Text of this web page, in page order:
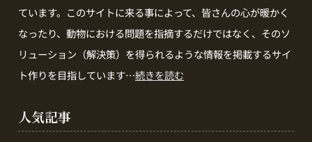
ています。このサイトに来る事によって、皆さんの心が暖かく
なったり、動物における問題を指摘するだけではなく、そのソ
リューション（解決策）を得られるような情報を掲載するサイ
ト作りを目指しています…続きを読む
人気記事